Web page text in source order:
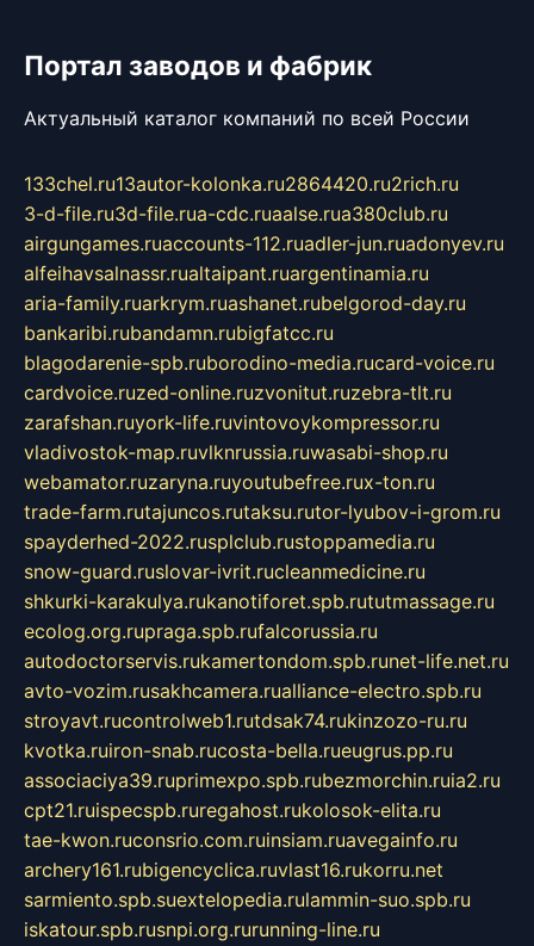
Портал заводов и фабрик
Актуальный каталог компаний по всей России
133chel.ru13autor-kolonka.ru2864420.ru2rich.ru
3-d-file.ru3d-file.rua-cdc.ruaalse.rua380club.ru
airgungames.ruaccounts-112.ruadler-jun.ruadonyev.ru
alfeihavsalnassr.rualtaipant.ruargentinamia.ru
aria-family.ruarkrym.ruashanet.rubelgorod-day.ru
bankaribi.rubandamn.rubigfatcc.ru
blagodarenie-spb.ruborodino-media.rucard-voice.ru
cardvoice.ruzed-online.ruzvonitut.ruzebra-tlt.ru
zarafshan.ruyork-life.ruvintovoykompressor.ru
vladivostok-map.ruvlknrussia.ruwasabi-shop.ru
webamator.ruzaryna.ruyoutubefree.rux-ton.ru
trade-farm.rutajuncos.rutaksu.rutor-lyubov-i-grom.ru
spayderhed-2022.rusplclub.rustoppamedia.ru
snow-guard.ruslovar-ivrit.rucleanmedicine.ru
shkurki-karakulya.rukanotiforet.spb.rututmassage.ru
ecolog.org.rupraga.spb.rufalcorussia.ru
autodoctorservis.rukamertondom.spb.runet-life.net.ru
avto-vozim.rusakhcamera.rualliance-electro.spb.ru
stroyavt.rucontrolweb1.rutdsak74.rukinzozo-ru.ru
kvotka.ruiron-snab.rucosta-bella.rueugrus.pp.ru
associaciya39.ruprimexpo.spb.rubezmorchin.ruia2.ru
cpt21.ruispecspb.ruregahost.rukolosok-elita.ru
tae-kwon.ruconsrio.com.ruinsiam.ruavegainfo.ru
archery161.rubigencyclica.ruvlast16.rukorru.net
sarmiento.spb.suextelopedia.rulammin-suo.spb.ru
iskatour.spb.rusnpi.org.rurunning-line.ru